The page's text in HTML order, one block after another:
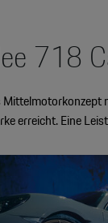
718
erreicht. Eine